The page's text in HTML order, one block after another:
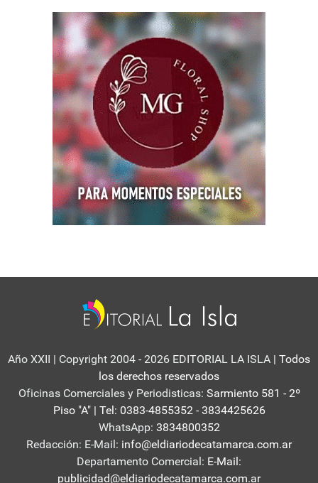
Año XXII | Copyright 2004 - 2026 EDITORIAL LA ISLA | Todos
los derechos reservados
Oficinas Comerciales y Periodisticas: Sarmiento 581 - 2º
Piso "A" | Tel: 0383-4855352 - 3834425626
WhatsApp: 3834800352
Redacción: E-Mail: info@eldiariodecatamarca.com.ar
Departamento Comercial: E-Mail:
publicidad@eldiariodecatamarca.com.ar